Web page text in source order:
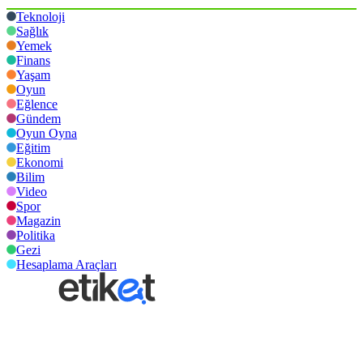
Teknoloji
Sağlık
Yemek
Finans
Yaşam
Oyun
Eğlence
Gündem
Oyun Oyna
Eğitim
Ekonomi
Bilim
Video
Spor
Magazin
Politika
Gezi
Hesaplama Araçları